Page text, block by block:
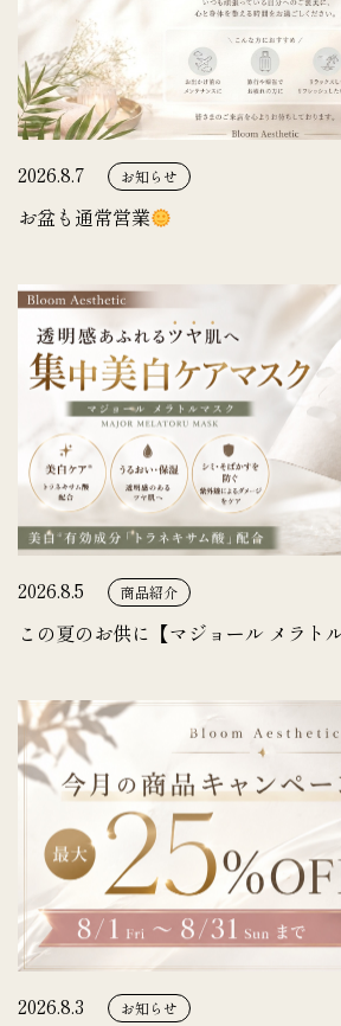
2026.8.7 お知らせ
お盆も通常営業
2026.8.5 商品紹介
この夏のお供に【マジョール メラト
2026.8.3 お知らせ